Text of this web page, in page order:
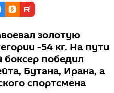
золотую
-54 кг. На пути
боксер победил
Бутана, Ирана, а
спортсмена